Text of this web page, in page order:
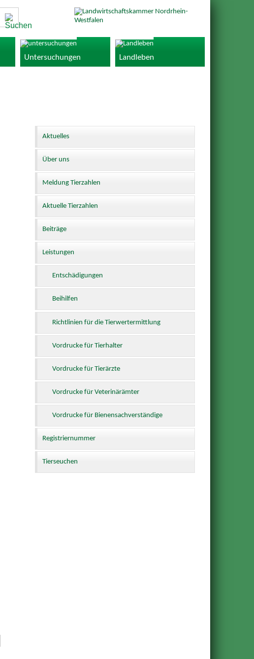
Untersuchungen Landleben
Aktuelles
Über uns
Meldung Tierzahlen
Aktuelle Tierzahlen
Beiträge
Leistungen
Entschädigungen
Beihilfen
Richtlinien für die Tierwertermittlung
Vordrucke für Tierhalter
Vordrucke für Tierärzte
Vordrucke für Veterinärämter
Vordrucke für Bienensachverständige
Registriernummer
Tierseuchen